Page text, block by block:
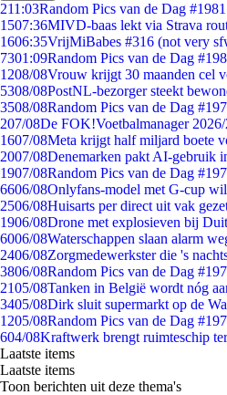
211:03Random Pics van de Dag #1981
1507:36MIVD-baas lekt via Strava
1606:35VrijMiBabes #316 (not very
7301:09Random Pics van de Dag
1208/08Vrouw krijgt 30 maanden cel
5308/08PostNL-bezorger steekt
3508/08Random Pics van de Dag
207/08De FOK!Voetbalmanager
1607/08Meta krijgt half miljard boete
2007/08Denemarken pakt AI-gebruik
1907/08Random Pics van de Dag
6606/08Onlyfans-model met G-cup
2506/08Huisarts per direct uit vak
1906/08Drone met explosieven bij
6006/08Waterschappen slaan alarm
2406/08Zorgmedewerkster die 's
3806/08Random Pics van de Dag
2105/08Tanken in België wordt nóg
3405/08Dirk sluit supermarkt op de
1205/08Random Pics van de Dag
604/08Kraftwerk brengt ruimteschip
Laatste items
Laatste items
Toon berichten uit deze thema's